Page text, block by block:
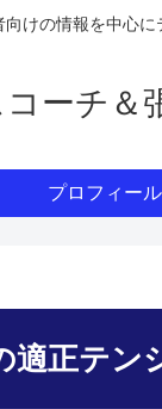
けの情報を中心に
ーチ＆
プロフィール
適正テン